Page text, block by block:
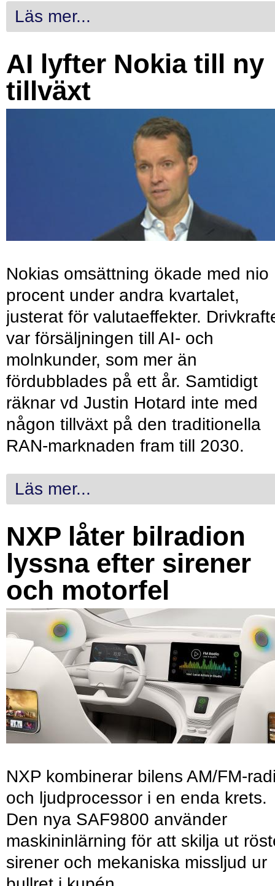
Läs mer...
AI lyfter Nokia till ny
tillväxt
Nokias omsättning ökade med nio
procent under andra kvartalet,
justerat för valutaeffekter.
var försäljningen till AI- och
molnkunder, som mer än
fördubblades på ett år. Samtidigt
räknar vd Justin Hotard inte med
någon tillväxt på den traditionella
RAN-marknaden fram till 2030.
Läs mer...
NXP låter bilradion
lyssna efter sirener
och motorfel
NXP kombinerar bilens AM/FM-
och ljudprocessor i en enda krets.
Den nya SAF9800 använder
maskininlärning för att skilja ut
sirener och mekaniska missljud ur